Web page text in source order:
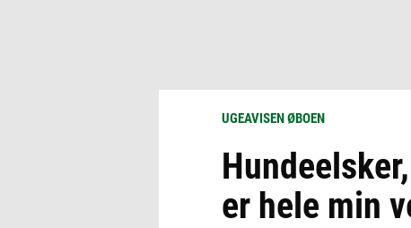
UGEAVISEN ØBOEN
er hele min